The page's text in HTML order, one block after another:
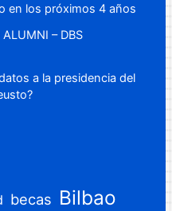
en los próximos 4 años
– DBS
a la presidencia del
becas Bilbao